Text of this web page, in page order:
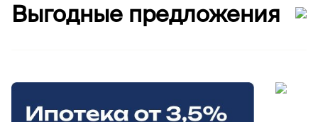
Выгодные предложения